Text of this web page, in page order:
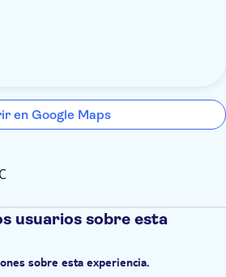
en Google Maps
usuarios sobre esta
sobre esta experiencia.